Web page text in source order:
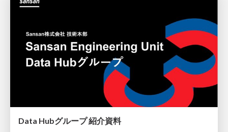
Data Hubグループ 紹介資料